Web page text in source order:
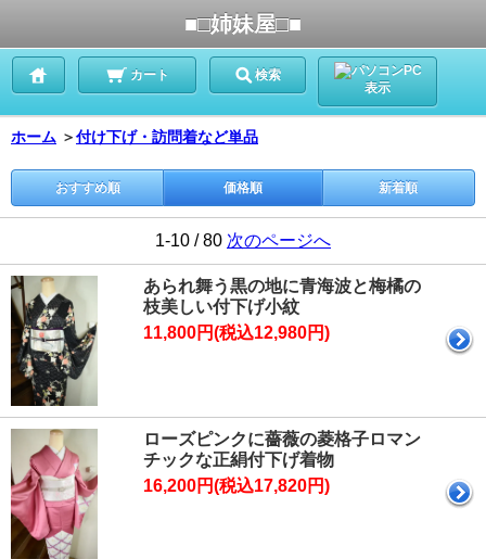
■□姉妹屋□■
カート 検索
PC
表示
ホーム ＞付け下げ・訪問着など単品
おすすめ順 価格順 新着順
1-10 / 80 次のページへ
あられ舞う黒の地に青海波と梅橘の
枝美しい付下げ小紋
11,800円(税込12,980円)
ローズピンクに薔薇の菱格子ロマン
チックな正絹付下げ着物
16,200円(税込17,820円)